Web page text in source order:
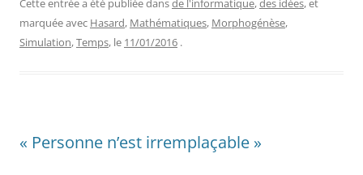
Cette entrée a été publiée dansde l'informatique,des idées, et
marquée avec Hasard, Mathématiques, Morphogénèse,
Simulation,Temps, le 11/01/2016 .
« Personne n’est irremplaçable »